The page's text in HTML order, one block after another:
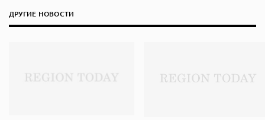
ДРУГИЕ НОВОСТИ